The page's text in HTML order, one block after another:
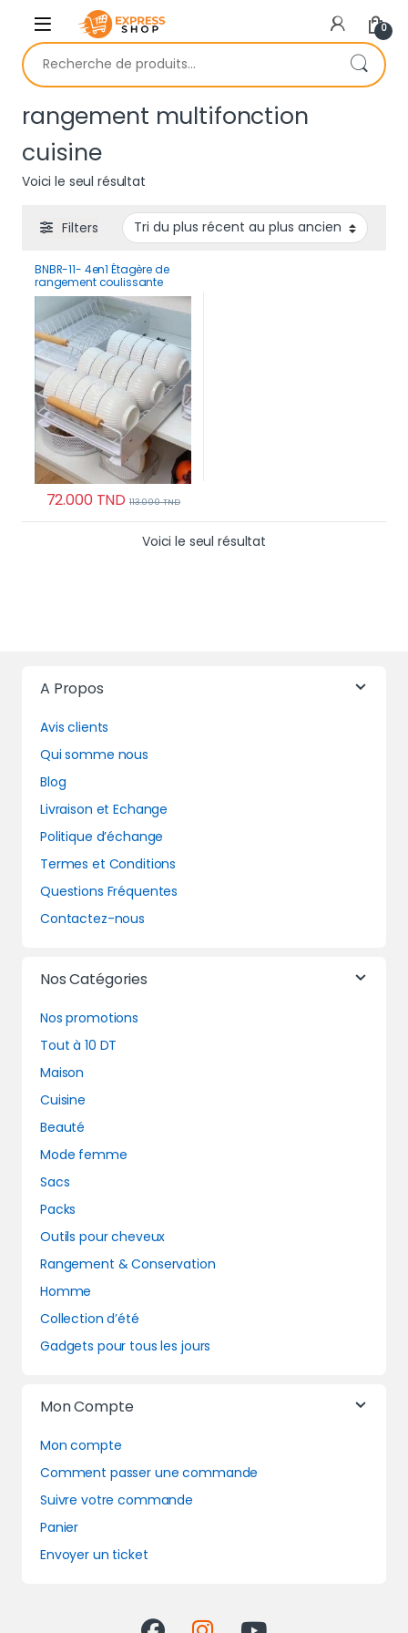
Skip to navigation
Skip to content
0
Recherche pour :
rangement multifonction
cuisine
Voici le seul résultat
Filters
BNBR-11- 4en1 Étagère de
rangement coulissante
acier inoxydable panier
support vaisselle (2
couches)
72.000TND 113.000TND
Voici le seul résultat
A Propos
Avis clients
Qui somme nous
Blog
Livraison et Echange
Politique d’échange
Termes et Conditions
Questions Fréquentes
Contactez-nous
Nos Catégories
Nos promotions
Tout à 10 DT
Maison
Cuisine
Beauté
Mode femme
Sacs
Packs
Outils pour cheveux
Rangement & Conservation
Homme
Collection d’été
Gadgets pour tous les jours
Mon Compte
Mon compte
Comment passer une commande
Suivre votre commande
Panier
Envoyer un ticket